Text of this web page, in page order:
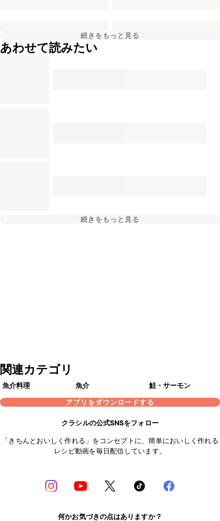
続きをもっと見る
あわせて読みたい
続きをもっと見る
関連カテゴリ
魚介料理 魚介
鮭・サーモン
アプリをダウンロードする
クラシルの公式SNSをフォロー
「きちんとおいしく作れる」をコンセプトに、簡単においしく作れる
レシピ動画を毎日配信しています。
何かお気づきの点はありますか？